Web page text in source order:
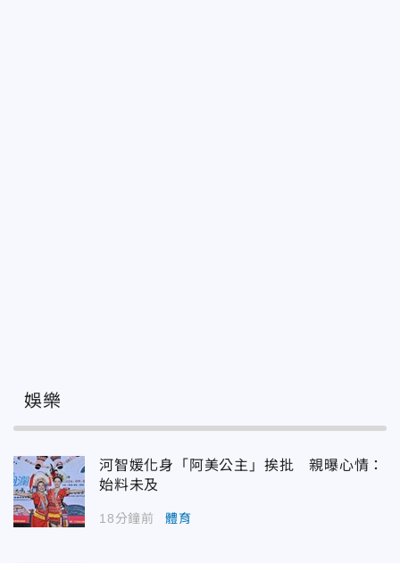
娛樂
河智媛化身「阿美公主」挨批 親曝心情：
始料未及
18分鐘前 體育